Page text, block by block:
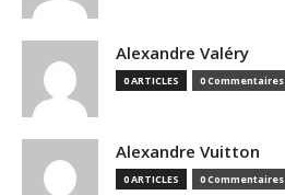
Alexandre Valéry
0 ARTICLES 0 Commentaires
Alexandre Vuitton
0 ARTICLES 0 Commentaires